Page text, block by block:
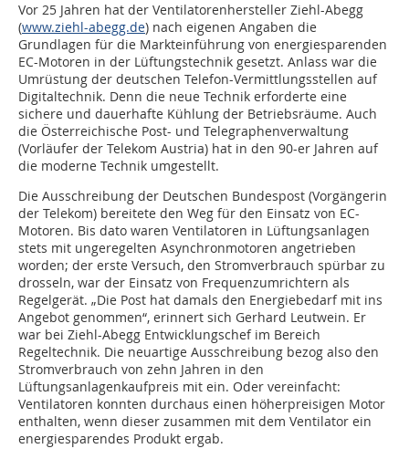
Vor 25 Jahren hat der Ventilatorenhersteller Ziehl-Abegg
(www.ziehl-abegg.de) nach eigenen Angaben die
Grundlagen für die Markteinführung von energiesparenden
EC-Motoren in der Lüftungstechnik gesetzt. Anlass war die
Umrüstung der deutschen Telefon-Vermittlungsstellen auf
Digitaltechnik. Denn die neue Technik erforderte eine
sichere und dauerhafte Kühlung der Betriebsräume. Auch
die Österreichische Post- und Telegraphenverwaltung
(Vorläufer der Telekom Austria) hat in den 90-er Jahren auf
die moderne Technik umgestellt.
Die Ausschreibung der Deutschen Bundespost (Vorgängerin
der Telekom) bereitete den Weg für den Einsatz von EC-
Motoren. Bis dato waren Ventilatoren in Lüftungsanlagen
stets mit ungeregelten Asynchronmotoren angetrieben
worden; der erste Versuch, den Stromverbrauch spürbar zu
drosseln, war der Einsatz von Frequenzumrichtern als
Regelgerät. „Die Post hat damals den Energiebedarf mit ins
Angebot genommen“, erinnert sich Gerhard Leutwein. Er
war bei Ziehl-Abegg Entwicklungschef im Bereich
Regeltechnik. Die neuartige Ausschreibung bezog also den
Stromverbrauch von zehn Jahren in den
Lüftungsanlagenkaufpreis mit ein. Oder vereinfacht:
Ventilatoren konnten durchaus einen höherpreisigen Motor
enthalten, wenn dieser zusammen mit dem Ventilator ein
energiesparendes Produkt ergab.